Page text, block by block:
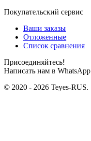
Покупательский сервис
Ваши заказы
Отложенные
Список сравнения
Присоединяйтесь!
Написать нам в WhatsApp
© 2020 - 2026 Teyes-RUS.